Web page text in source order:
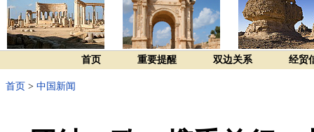
首页 重要提醒 双边关系 经贸
首页 > 中国新闻